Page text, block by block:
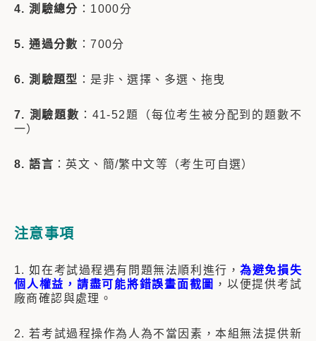
4. 測驗總分 ：1000分
5. 通過分數 ：700分
6. 測驗題型 ：是非、選擇、多選、拖曳
7. 測驗題數 ：41-52題（每位考生被分配到的題數不
一）
8. 語言 ：英文、簡/繁中文等（考生可自選）
注意事項
1. 如在考試過程遇有問題無法順利進行，為避免損失
個人權益，請盡可能將錯誤畫面截圖 ，以便提供考試
廠商確認與處理。
2. 若考試過程操作為人為不當因素，本組無法提供新